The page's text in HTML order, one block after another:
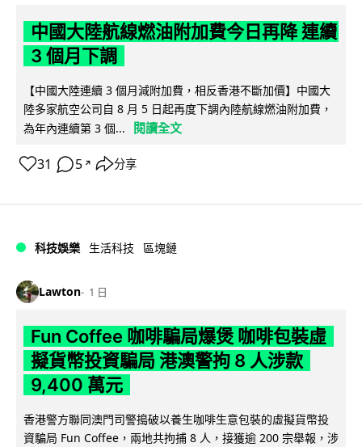
中國大陸航線燃油附加費今日再降 連續
3 個月下調
【中國大陸連續 3 個月減附加費，相反香港不斷加價】中國大
陸多家航空公司自 8 月 5 日起再度下調內陸航線燃油附加費，
為年內連續第 3 個...
閱讀全文
31 5 ↗ 分享
科技娛樂 生活科技 區塊鏈
Lawton 1 日
Fun Coffee 咖啡騙局爆煲 咖啡包裝虛
擬貨幣投資騙局 港澳警拘 8 人涉款
9,400 萬元
香港警方聯同澳門司警搗破以養生咖啡生意包裝的虛擬貨幣投
資騙局 Fun Coffee，兩地共拘捕 8 人，接獲逾 200 宗舉報，涉